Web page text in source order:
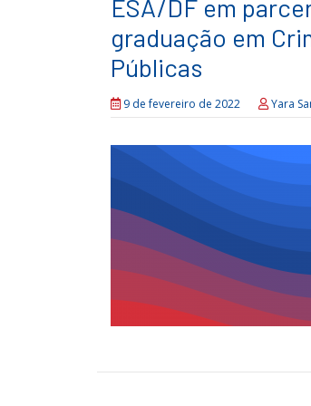
ESA/DF em
graduação em
Públicas
9 de fevereiro de 2022 Yara